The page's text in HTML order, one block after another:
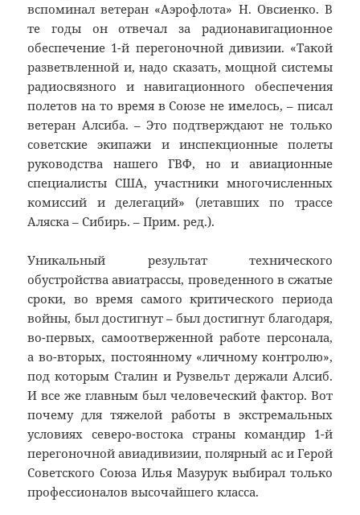
вспоминал ветеран «Аэрофлота» Н. Овсиенко. В
те годы он отвечал за радионавигационное
обеспечение 1-й перегоночной дивизии. «Такой
разветвленной и, надо сказать, мощной системы
радиосвязного и навигационного обеспечения
полетов на то время в Союзе не имелось, – писал
ветеран Алсиба. – Это подтверждают не только
советские экипажи и инспекционные полеты
руководства нашего ГВФ, но и авиационные
специалисты США, участники многочисленных
комиссий и делегаций» (летавших по трассе
Аляска – Сибирь. – Прим. ред.).
Уникальный результат технического
обустройства авиатрассы, проведенного в сжатые
сроки, во время самого критического периода
войны, был достигнут – был достигнут благодаря,
во-первых, самоотверженной работе персонала,
а во-вторых, постоянному «личному контролю»,
под которым Сталин и Рузвельт держали Алсиб.
И все же главным был человеческий фактор. Вот
почему для тяжелой работы в экстремальных
условиях северо-востока страны командир 1-й
перегоночной авиадивизии, полярный ас и Герой
Советского Союза Илья Мазурук выбирал только
профессионалов высочайшего класса.